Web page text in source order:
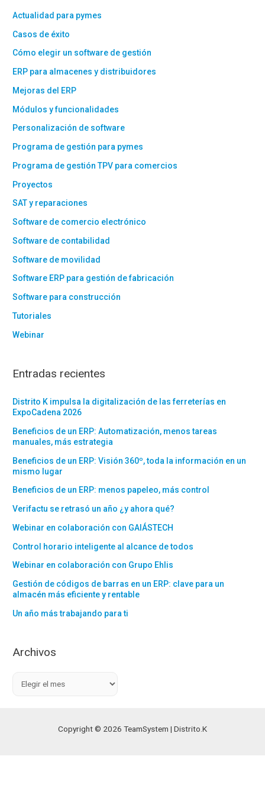
Actualidad para pymes
Casos de éxito
Cómo elegir un software de gestión
ERP para almacenes y distribuidores
Mejoras del ERP
Módulos y funcionalidades
Personalización de software
Programa de gestión para pymes
Programa de gestión TPV para comercios
Proyectos
SAT y reparaciones
Software de comercio electrónico
Software de contabilidad
Software de movilidad
Software ERP para gestión de fabricación
Software para construcción
Tutoriales
Webinar
Entradas recientes
Distrito K impulsa la digitalización de las ferreterías en
ExpoCadena 2026
Beneficios de un ERP: Automatización, menos tareas
manuales, más estrategia
Beneficios de un ERP: Visión 360º, toda la información en un
mismo lugar
Beneficios de un ERP: menos papeleo, más control
Verifactu se retrasó un año ¿y ahora qué?
Webinar en colaboración con GAIÁSTECH
Control horario inteligente al alcance de todos
Webinar en colaboración con Grupo Ehlis
Gestión de códigos de barras en un ERP: clave para un
almacén más eficiente y rentable
Un año más trabajando para ti
Archivos
Copyright © 2026 TeamSystem | Distrito.K